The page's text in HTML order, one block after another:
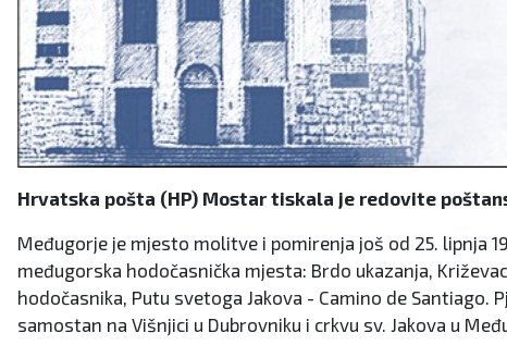
Hrvatska pošta (HP) Mostar tiskala je redovite
Međugorje je mjesto molitve i pomirenja još od 25. lipnja
međugorska hodočasnička mjesta: Brdo ukazanja,
hodočasnika, Putu svetoga Jakova - Camino de Santiago.
samostan na Višnjici u Dubrovniku i crkvu sv. Jakova u